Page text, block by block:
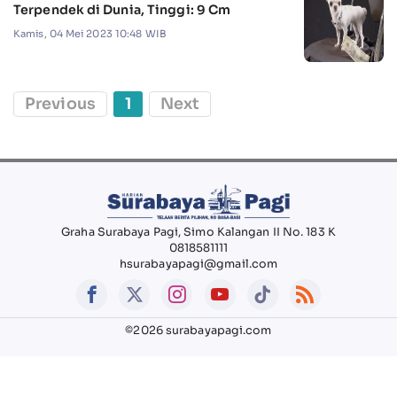
Terpendek di Dunia, Tinggi: 9 Cm
Kamis, 04 Mei 2023 10:48 WIB
Previous 1 Next
Graha Surabaya Pagi, Simo Kalangan II No. 183 K
0818581111
hsurabayapagi@gmail.com
©2026 surabayapagi.com